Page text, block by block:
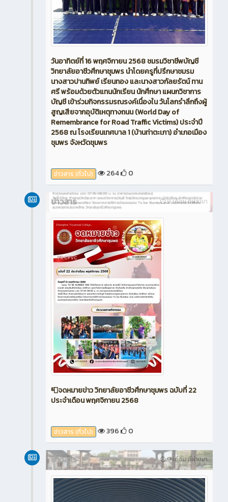
วันอาทิตย์ที่ 16 พฤศจิกายน 2568 ชมรมวิชาชีพบัญชี
วิทยาลัยอาชีวศึกษาชุมพร นำโดยครูที่ปรึกษาชมรม
นางสาวปานทิพย์ เรียนทอง และนางสาวกัลยรัตน์ ทาน
ศรี พร้อมด้วยตัวแทนนักเรียน นักศึกษา แผนกวิชาการ
บัญชี เข้าร่วมกิจกรรมรณรงค์เนื่องใน วันโลกรำลึกถึงผู้
สูญเสียจากอุบัติเหตุทางถนน (World Day of
Remembrance for Road Traffic Victims) ประจำปี
2568 ณ โรงเรียนเทศบาล 1 (บ้านท่าตะเภา) อำเภอเมือง
ชุมพร จังหวัดชุมพร
ข่าวสาร (ทั่วไป) 264 0
9 เดือน ที่ผ่านมา
ข่าวสาร
📮จดหมายข่าว วิทยาลัยอาชีวศึกษาชุมพร ฉบับที่ 22
ประจำเดือน พฤศจิกายน 2568
ข่าวสาร (ทั่วไป) 396 0
9 เดือน ที่ผ่านมา
ข่าวสาร